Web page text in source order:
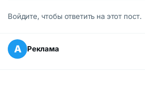
Войдите, чтобы ответить на этот пост.
А Реклама